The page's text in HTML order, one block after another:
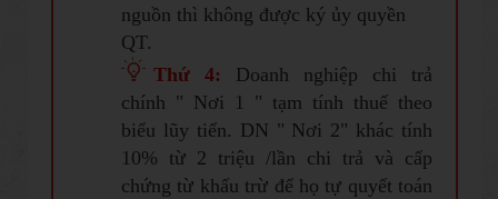
nguồn thì không được ký ủy quyền
QT.
Thứ 4: Doanh nghiệp chi trả
chính " Nơi 1 " tạm tính thuế theo
biểu lũy tiến. DN " Nơi 2" khác tính
10% từ 2 triệu /lần chi trả và cấp
chứng từ khấu trừ để họ tự quyết toán